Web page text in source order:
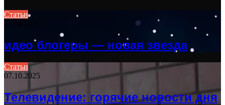
Статьи
идео блогеры — новая звезда
Статьи
07.10.2025
Телевидение: горячие новости дня